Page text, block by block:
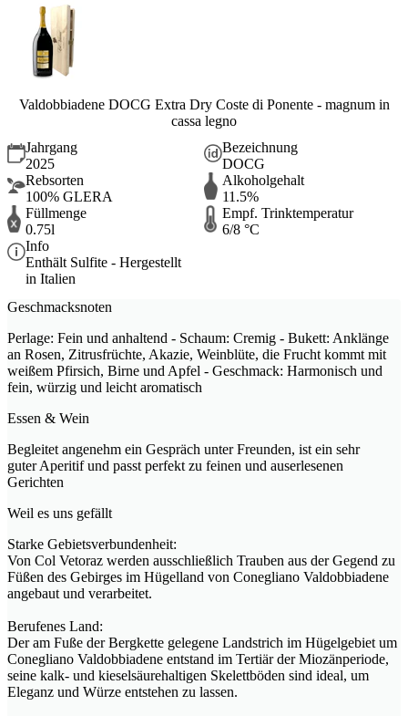
Valdobbiadene DOCG Extra Dry Coste di Ponente - magnum in
cassa legno
Jahrgang
2025
Bezeichnung
DOCG
Rebsorten
100% GLERA
Alkoholgehalt
11.5%
Füllmenge
0.75l
Empf. Trinktemperatur
6/8 °C
Info
Enthält Sulfite - Hergestellt
in Italien
Geschmacksnoten
Perlage: Fein und anhaltend - Schaum: Cremig - Bukett: Anklänge
an Rosen, Zitrusfrüchte, Akazie, Weinblüte, die Frucht kommt mit
weißem Pfirsich, Birne und Apfel - Geschmack: Harmonisch und
fein, würzig und leicht aromatisch
Essen & Wein
Begleitet angenehm ein Gespräch unter Freunden, ist ein sehr
guter Aperitif und passt perfekt zu feinen und auserlesenen
Gerichten
Weil es uns gefällt
Starke Gebietsverbundenheit:
Von Col Vetoraz werden ausschließlich Trauben aus der Gegend zu
Füßen des Gebirges im Hügelland von Conegliano Valdobbiadene
angebaut und verarbeitet.
Berufenes Land:
Der am Fuße der Bergkette gelegene Landstrich im Hügelgebiet um
Conegliano Valdobbiadene entstand im Tertiär der Miozänperiode,
seine kalk- und kieselsäurehaltigen Skelettböden sind ideal, um
Eleganz und Würze entstehen zu lassen.